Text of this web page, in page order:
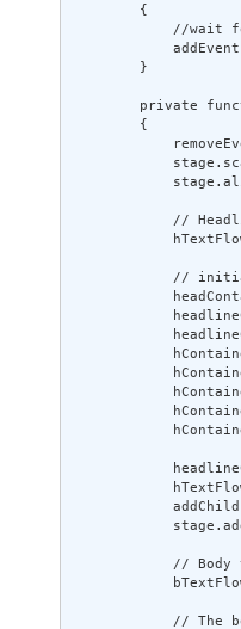
        {
//wait
        }
private
        {
//
//
// Body
// The